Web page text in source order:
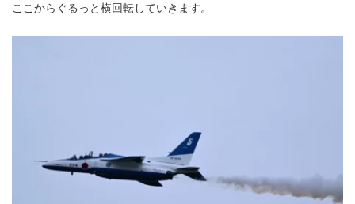
ここからぐるっと横回転していきます。